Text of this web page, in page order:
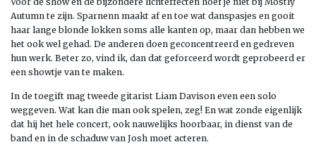
Autumn te zijn. Sparnenn maakt af en toe wat danspasjes en gooit
haar lange blonde lokken soms alle kanten op, maar dan hebben we
het ook wel gehad. De anderen doen geconcentreerd en gedreven
hun werk. Beter zo, vind ik, dan dat geforceerd wordt geprobeerd er
een showtje van te maken.
In de toegift mag tweede gitarist Liam Davison even een solo
weggeven. Wat kan die man ook spelen, zeg! En wat zonde eigenlijk
dat hij het hele concert, ook nauwelijks hoorbaar, in dienst van de
band en in de schaduw van Josh moet acteren.